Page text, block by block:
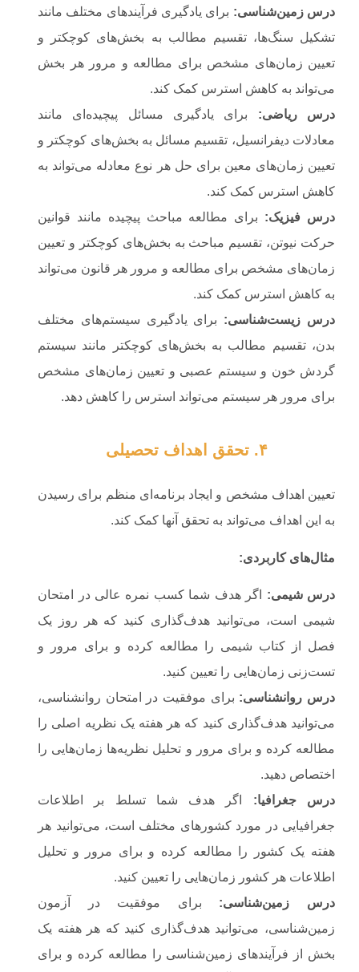
درس زمین‌شناسی: برای یادگیری فرآیندهای مختلف مانند
تشکیل سنگ‌ها، تقسیم مطالب به بخش‌های کوچکتر و
تعیین زمان‌های مشخص برای مطالعه و مرور هر بخش
می‌تواند به کاهش استرس کمک کند.
درس ریاضی: برای یادگیری مسائل پیچیده‌ای مانند
معادلات دیفرانسیل، تقسیم مسائل به بخش‌های کوچکتر و
تعیین زمان‌های معین برای حل هر نوع معادله می‌تواند به
کاهش استرس کمک کند.
درس فیزیک: برای مطالعه مباحث پیچیده مانند قوانین
حرکت نیوتن، تقسیم مباحث به بخش‌های کوچکتر و تعیین
زمان‌های مشخص برای مطالعه و مرور هر قانون می‌تواند
به کاهش استرس کمک کند.
درس زیست‌شناسی: برای یادگیری سیستم‌های مختلف
بدن، تقسیم مطالب به بخش‌های کوچکتر مانند سیستم
گردش خون و سیستم عصبی و تعیین زمان‌های مشخص
برای مرور هر سیستم می‌تواند استرس را کاهش دهد.
۴. تحقق اهداف تحصیلی
تعیین اهداف مشخص و ایجاد برنامه‌ای منظم برای رسیدن
به این اهداف می‌تواند به تحقق آنها کمک کند.
مثال‌های کاربردی:
درس شیمی: اگر هدف شما کسب نمره عالی در امتحان
شیمی است، می‌توانید هدف‌گذاری کنید که هر روز یک
فصل از کتاب شیمی را مطالعه کرده و برای مرور و
تست‌زنی زمان‌هایی را تعیین کنید.
درس روانشناسی: برای موفقیت در امتحان روانشناسی،
می‌توانید هدف‌گذاری کنید که هر هفته یک نظریه اصلی را
مطالعه کرده و برای مرور و تحلیل نظریه‌ها زمان‌هایی را
اختصاص دهید.
درس جغرافیا: اگر هدف شما تسلط بر اطلاعات
جغرافیایی در مورد کشورهای مختلف است، می‌توانید هر
هفته یک کشور را مطالعه کرده و برای مرور و تحلیل
اطلاعات هر کشور زمان‌هایی را تعیین کنید.
درس زمین‌شناسی: برای موفقیت در آزمون
زمین‌شناسی، می‌توانید هدف‌گذاری کنید که هر هفته یک
بخش از فرآیندهای زمین‌شناسی را مطالعه کرده و برای